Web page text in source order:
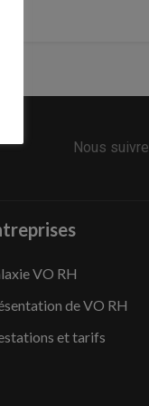
Nous suivre
VO RH
de VO RH
et tarifs